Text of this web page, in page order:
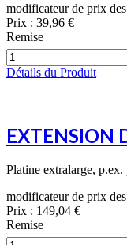
modificateur de prix
Prix : 39,96 €
Remise
Détails du Produit
EXTENSION
Platine extralarge, p.ex.
modificateur de prix
Prix : 149,04 €
Remise